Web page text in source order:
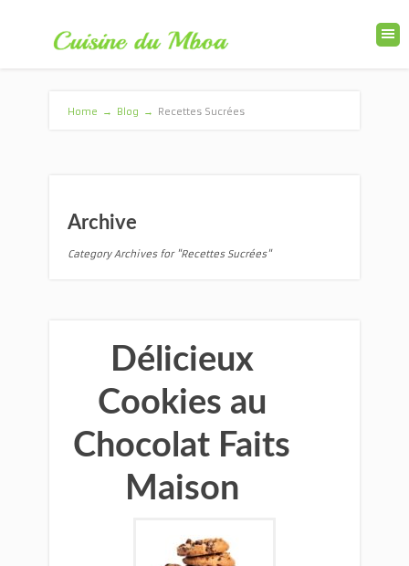
Home → Blog → Recettes Sucrées
Archive
Category Archives for "Recettes Sucrées"
Délicieux
Cookies au
Chocolat Faits
Maison